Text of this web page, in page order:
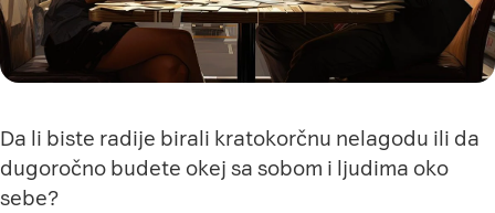
Da li biste radije birali kratokorčnu nelagodu ili da
dugoročno budete okej sa sobom i ljudima oko
sebe?